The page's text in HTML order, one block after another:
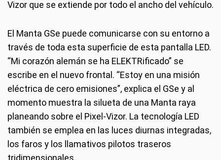
Vizor que se extiende por todo el ancho del vehículo.
El Manta GSe puede comunicarse con su entorno a
través de toda esta superficie de esta pantalla LED.
“Mi corazón alemán se ha ELEKTRificado” se
escribe en el nuevo frontal. “Estoy en una misión
eléctrica de cero emisiones”, explica el GSe y al
momento muestra la silueta de una Manta raya
planeando sobre el Pixel-Vizor. La tecnología LED
también se emplea en las luces diurnas integradas,
los faros y los llamativos pilotos traseros
tridimensionales.